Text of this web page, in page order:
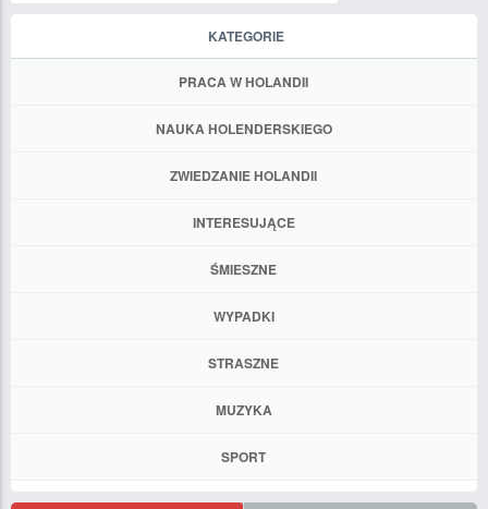
KATEGORIE
PRACA W HOLANDII
NAUKA HOLENDERSKIEGO
ZWIEDZANIE HOLANDII
INTERESUJĄCE
ŚMIESZNE
WYPADKI
STRASZNE
MUZYKA
SPORT